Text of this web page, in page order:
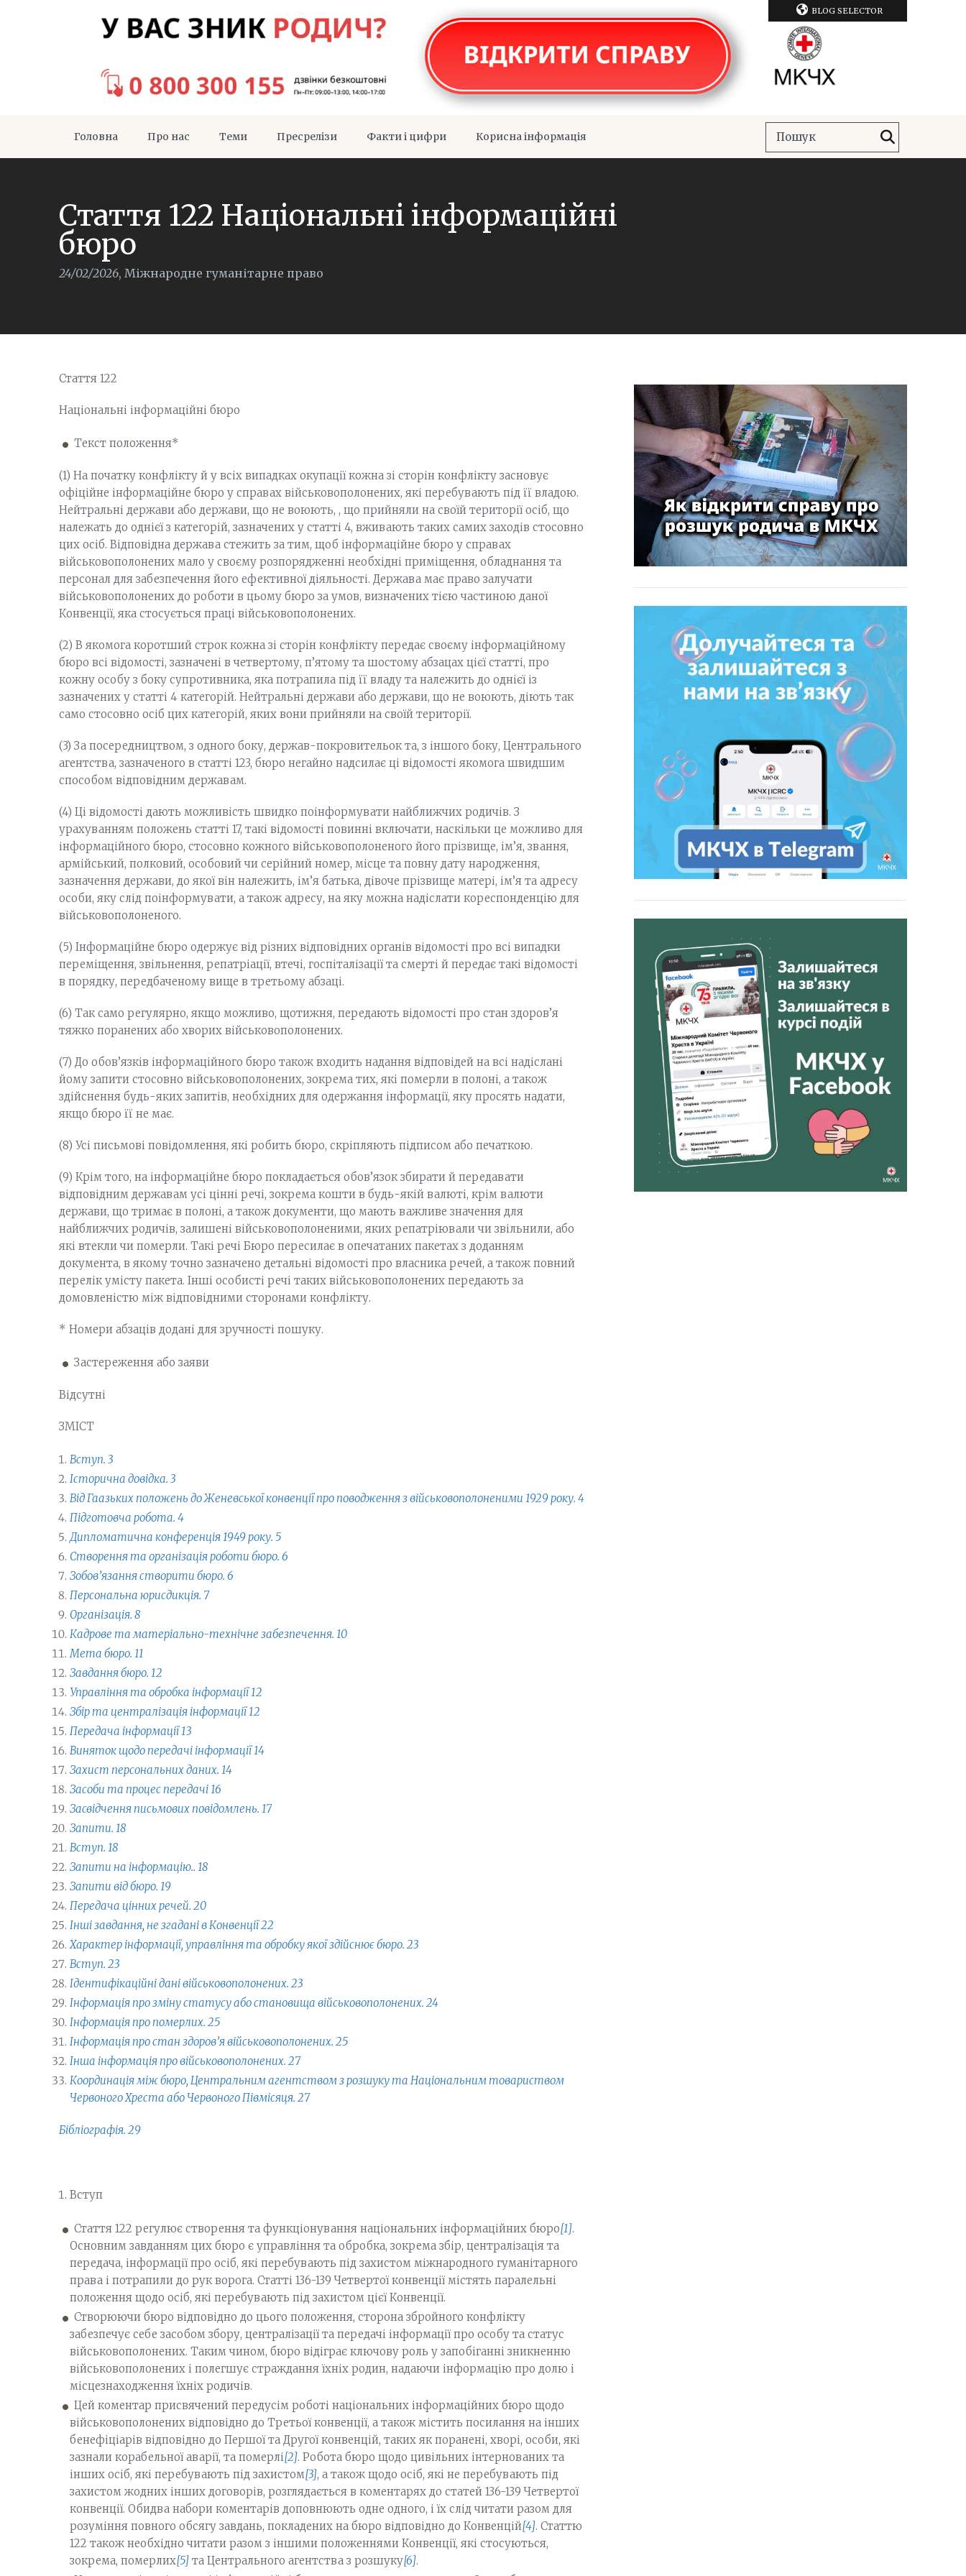
BLOG SELECTOR
Головна Про нас Теми Пресрелізи Факти і цифри Корисна інформація
Стаття 122 Національні інформаційні
бюро
24/02/2026, Міжнародне гуманітарне право
Стаття 122
Національні інформаційні бюро
Текст положення*
(1) На початку конфлікту й у всіх випадках окупації кожна зі сторін конфлікту засновує
офіційне інформаційне бюро у справах військовополонених, які перебувають під її владою.
Нейтральні держави або держави, що не воюють, , що прийняли на своїй території осіб, що
належать до однієї з категорій, зазначених у статті 4, вживають таких самих заходів стосовно
цих осіб. Відповідна держава стежить за тим, щоб інформаційне бюро у справах
військовополонених мало у своєму розпорядженні необхідні приміщення, обладнання та
персонал для забезпечення його ефективної діяльності. Держава має право залучати
військовополонених до роботи в цьому бюро за умов, визначених тією частиною даної
Конвенції, яка стосується праці військовополонених.
(2) В якомога коротший строк кожна зі сторін конфлікту передає своєму інформаційному
бюро всі відомості, зазначені в четвертому, п’ятому та шостому абзацах цієї статті, про
кожну особу з боку супротивника, яка потрапила під її владу та належить до однієї із
зазначених у статті 4 категорій. Нейтральні держави або держави, що не воюють, діють так
само стосовно осіб цих категорій, яких вони прийняли на своїй території.
(3) За посередництвом, з одного боку, держав-покровительок та, з іншого боку, Центрального
агентства, зазначеного в статті 123, бюро негайно надсилає ці відомості якомога швидшим
способом відповідним державам.
(4) Ці відомості дають можливість швидко поінформувати найближчих родичів. З
урахуванням положень статті 17, такі відомості повинні включати, наскільки це можливо для
інформаційного бюро, стосовно кожного військовополоненого його прізвище, ім’я, звання,
армійський, полковий, особовий чи серійний номер, місце та повну дату народження,
зазначення держави, до якої він належить, ім’я батька, дівоче прізвище матері, ім’я та адресу
особи, яку слід поінформувати, а також адресу, на яку можна надіслати кореспонденцію для
військовополоненого.
(5) Інформаційне бюро одержує від різних відповідних органів відомості про всі випадки
переміщення, звільнення, репатріації, втечі, госпіталізації та смерті й передає такі відомості
в порядку, передбаченому вище в третьому абзаці.
(6) Так само регулярно, якщо можливо, щотижня, передають відомості про стан здоров’я
тяжко поранених або хворих військовополонених.
(7) До обов’язків інформаційного бюро також входить надання відповідей на всі надіслані
йому запити стосовно військовополонених, зокрема тих, які померли в полоні, а також
здійснення будь-яких запитів, необхідних для одержання інформації, яку просять надати,
якщо бюро її не має.
(8) Усі письмові повідомлення, які робить бюро, скріпляють підписом або печаткою.
(9) Крім того, на інформаційне бюро покладається обов’язок збирати й передавати
відповідним державам усі цінні речі, зокрема кошти в будь-якій валюті, крім валюти
держави, що тримає в полоні, а також документи, що мають важливе значення для
найближчих родичів, залишені військовополоненими, яких репатріювали чи звільнили, або
які втекли чи померли. Такі речі Бюро пересилає в опечатаних пакетах з доданням
документа, в якому точно зазначено детальні відомості про власника речей, а також повний
перелік умісту пакета. Інші особисті речі таких військовополонених передають за
домовленістю між відповідними сторонами конфлікту.
* Номери абзаців додані для зручності пошуку.
Застереження або заяви
Відсутні
ЗМІСТ
Вступ. 3
Історична довідка. 3
Від Гаазьких положень до Женевської конвенції про поводження з військовополоненими 1929 року. 4
Підготовча робота. 4
Дипломатична конференція 1949 року. 5
Створення та організація роботи бюро. 6
Зобов’язання створити бюро. 6
Персональна юрисдикція. 7
Організація. 8
Кадрове та матеріально-технічне забезпечення. 10
Мета бюро. 11
Завдання бюро. 12
Управління та обробка інформації 12
Збір та централізація інформації 12
Передача інформації 13
Виняток щодо передачі інформації 14
Захист персональних даних. 14
Засоби та процес передачі 16
Засвідчення письмових повідомлень. 17
Запити. 18
Вступ. 18
Запити на інформацію.. 18
Запити від бюро. 19
Передача цінних речей. 20
Інші завдання, не згадані в Конвенції 22
Характер інформації, управління та обробку якої здійснює бюро. 23
Вступ. 23
Ідентифікаційні дані військовополонених. 23
Інформація про зміну статусу або становища військовополонених. 24
Інформація про померлих. 25
Інформація про стан здоров’я військовополонених. 25
Інша інформація про військовополонених. 27
Координація між бюро, Центральним агентством з розшуку та Національним товариством
Червоного Хреста або Червоного Півмісяця. 27
Бібліографія. 29
Вступ
Стаття 122 регулює створення та функціонування національних інформаційних бюро[1].
Основним завданням цих бюро є управління та обробка, зокрема збір, централізація та
передача, інформації про осіб, які перебувають під захистом міжнародного гуманітарного
права і потрапили до рук ворога. Статті 136-139 Четвертої конвенції містять паралельні
положення щодо осіб, які перебувають під захистом цієї Конвенції.
Створюючи бюро відповідно до цього положення, сторона збройного конфлікту
забезпечує себе засобом збору, централізації та передачі інформації про особу та статус
військовополонених. Таким чином, бюро відіграє ключову роль у запобіганні зникненню
військовополонених і полегшує страждання їхніх родин, надаючи інформацію про долю і
місцезнаходження їхніх родичів.
Цей коментар присвячений передусім роботі національних інформаційних бюро щодо
військовополонених відповідно до Третьої конвенції, а також містить посилання на інших
бенефіціарів відповідно до Першої та Другої конвенцій, таких як поранені, хворі, особи, які
зазнали корабельної аварії, та померлі[2]. Робота бюро щодо цивільних інтернованих та
інших осіб, які перебувають під захистом[3], а також щодо осіб, які не перебувають під
захистом жодних інших договорів, розглядається в коментарях до статей 136-139 Четвертої
конвенції. Обидва набори коментарів доповнюють одне одного, і їх слід читати разом для
розуміння повного обсягу завдань, покладених на бюро відповідно до Конвенцій[4]. Статтю
122 також необхідно читати разом з іншими положеннями Конвенції, які стосуються,
зокрема, померлих[5] та Центрального агентства з розшуку[6].